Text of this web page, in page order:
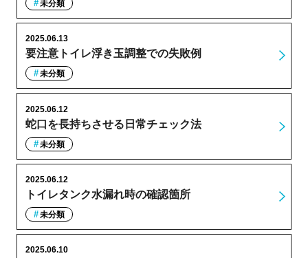
未分類
要注意トイレ浮き玉調整での失敗例
2025.06.13
未分類
蛇口を長持ちさせる日常チェック法
2025.06.12
未分類
トイレタンク水漏れ時の確認箇所
2025.06.12
未分類
2025.06.10